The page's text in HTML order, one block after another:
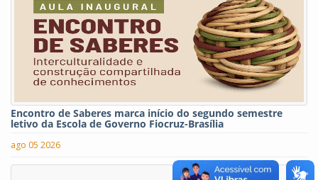
Encontro de Saberes marca início do segundo semestre
letivo da Escola de Governo Fiocruz-Brasília
ago 05 2026